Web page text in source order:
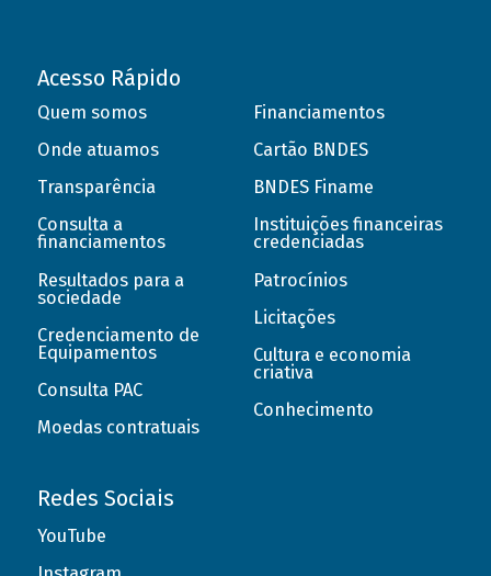
Acesso Rápido
Quem somos
Onde atuamos
Transparência
Consulta a
financiamentos
Resultados para a
sociedade
Credenciamento de
Equipamentos
Consulta PAC
Moedas contratuais
Financiamentos
Cartão BNDES
BNDES Finame
Instituições financeiras
credenciadas
Patrocínios
Licitações
Cultura e economia
criativa
Conhecimento
Redes Sociais
YouTube